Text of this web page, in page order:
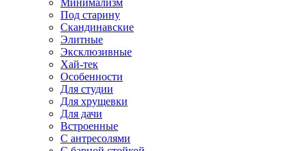
Под старину
Скандинавские
Элитные
Эксклюзивные
Хай-тек
Особенности
Для студии
Для хрущевки
Для дачи
Встроенные
С антресолями